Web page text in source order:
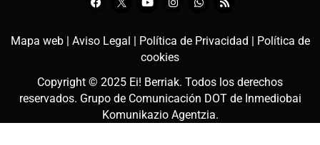
Mapa web | Aviso Legal | Política de Privacidad | Política de
cookies
Copyright © 2025 Ei! Berriak. Todos los derechos
reservados. Grupo de Comunicación DOT de Inmediobai
Komunikazio Agentzia.